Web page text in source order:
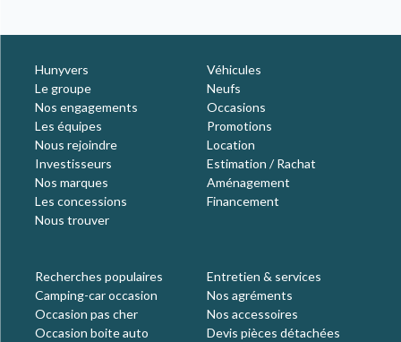
Hunyvers
Le groupe
Nos engagements
Les équipes
Nous rejoindre
Investisseurs
Nos marques
Les concessions
Nous trouver
Véhicules
Neufs
Occasions
Promotions
Location
Estimation / Rachat
Aménagement
Financement
Recherches populaires
Camping-car occasion
Occasion pas cher
Occasion boite auto
Entretien & services
Nos agréments
Nos accessoires
Devis pièces détachées